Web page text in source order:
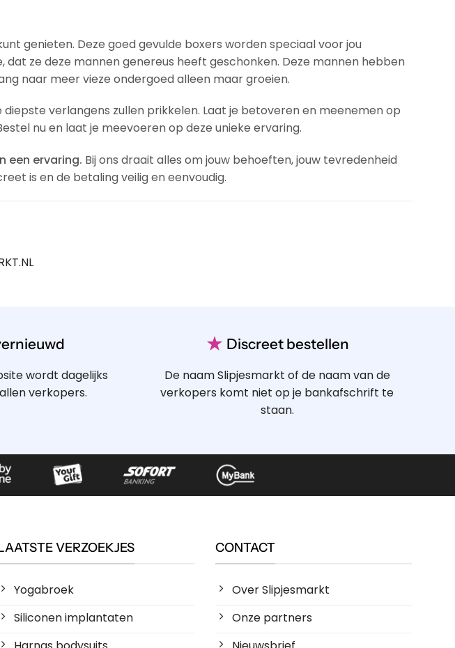
genieten. Deze goed gevulde boxers worden speciaal voor jou
ze deze mannen genereus heeft geschonken. Deze mannen hebben
naar meer vieze ondergoed alleen maar groeien.
verlangens zullen prikkelen. Laat je betoveren en meenemen op
nu en laat je meevoeren op deze unieke ervaring.
een ervaring. Bij ons draait alles om jouw behoeften, jouw tevredenheid
is en de betaling veilig en eenvoudig.
wordt dagelijks
verkopers.
★ Discreet bestellen
De naam Slipjesmarkt of de naam van de
verkopers komt niet op je bankafschrift te
staan.
VERZOEKJES
Yogabroek
Siliconen implantaten
CONTACT
Over Slipjesmarkt
Onze partners